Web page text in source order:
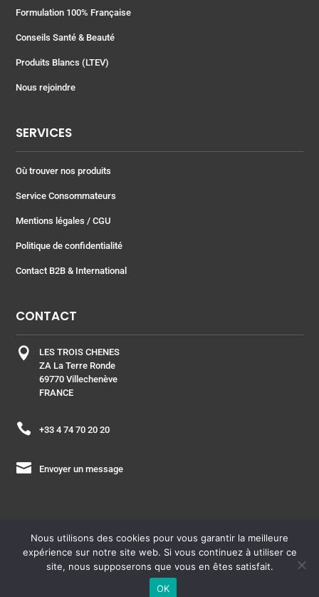
Formulation 100% Française
Conseils Santé & Beauté
Produits Blancs (LTEV)
Nous rejoindre
SERVICES
Où trouver nos produits
Service Consommateurs
Mentions légales / CGU
Politique de confidentialité
Contact B2B & International
CONTACT

LES TROIS CHENES
ZA La Terre Ronde
69770 Villechenève
FRANCE
 +33 4 74 70 20 20
 Envoyer un message
ESPACE PRO
| Copyright © 2021 – Laboratoire les Trois
Chênes –Plan du site
Nous utilisons des cookies pour vous garantir la meilleure
expérience sur notre site web. Si vous continuez à utiliser ce
site, nous supposerons que vous en êtes satisfait.
OK